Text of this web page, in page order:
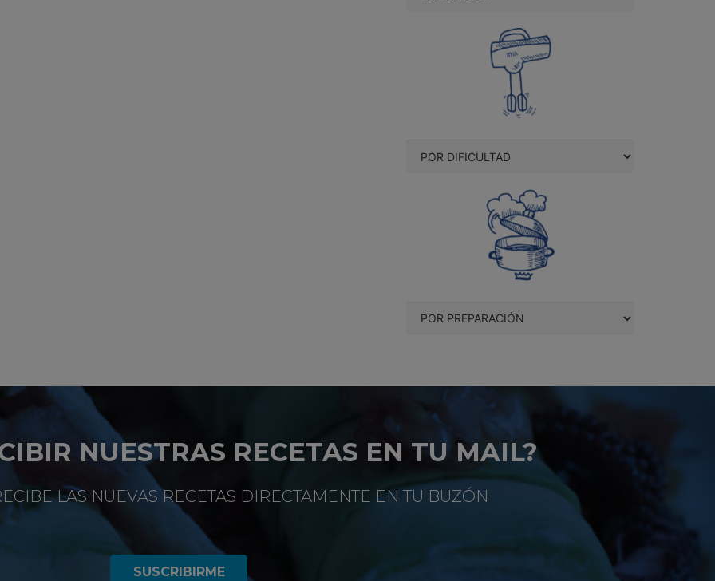
NUESTRAS RECETAS EN TU MAIL?
LAS NUEVAS RECETAS DIRECTAMENTE EN TU BUZÓN
SUSCRIBIRME